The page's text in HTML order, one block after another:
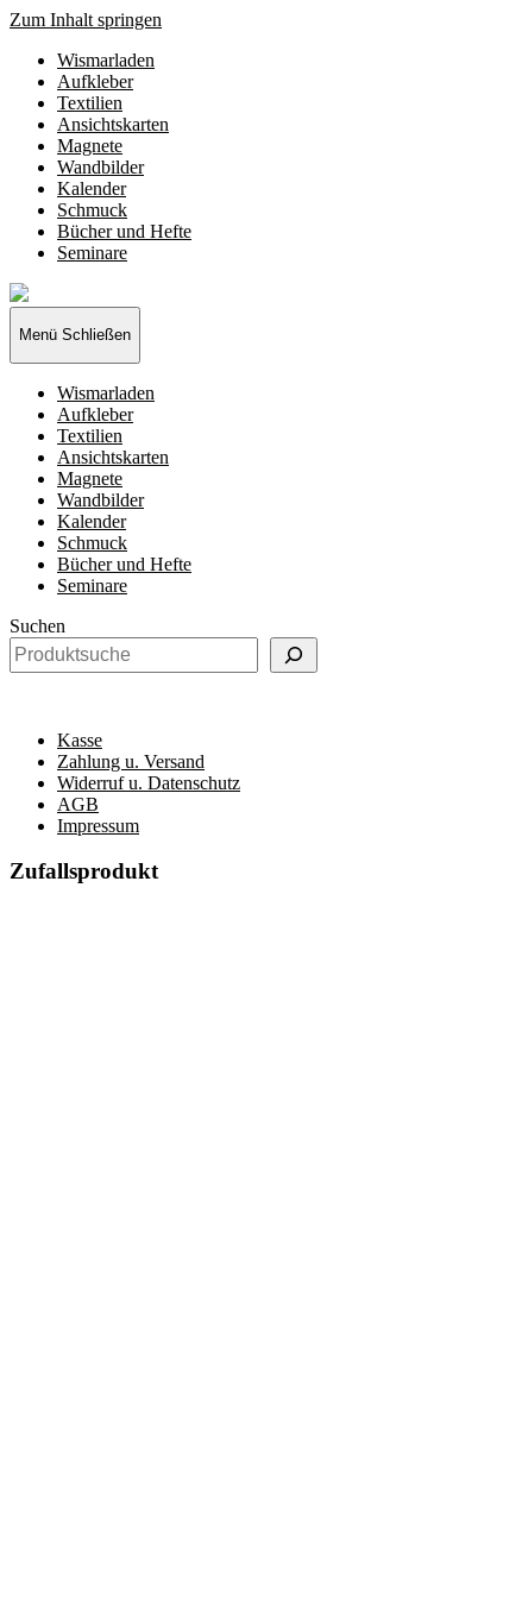
Zum Inhalt springen
Wismarladen
Aufkleber
Textilien
Ansichtskarten
Magnete
Wandbilder
Kalender
Schmuck
Bücher und Hefte
Seminare
Wismarladen
-
deine
Produzentengemeinschaft
Menü Schließen
Wismarladen
Aufkleber
Textilien
Ansichtskarten
Magnete
Wandbilder
Kalender
Schmuck
Bücher und Hefte
Seminare
Suchen
Kasse
Zahlung u. Versand
Widerruf u. Datenschutz
AGB
Impressum
Zufallsprodukt